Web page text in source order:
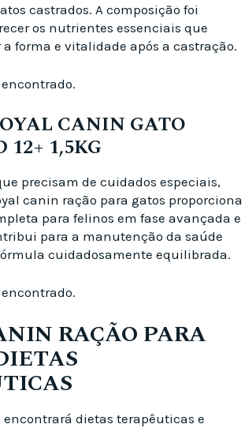
castrados. A composição foi
os nutrientes essenciais que
forma e vitalidade após a castração.
CANIN GATO
12+ 1,5KG
precisam de cuidados especiais,
canin ração para gatos proporciona
para felinos em fase avançada e
para a manutenção da saúde
cuidadosamente equilibrada.
RAÇÃO PARA
encontrará dietas terapêuticas e